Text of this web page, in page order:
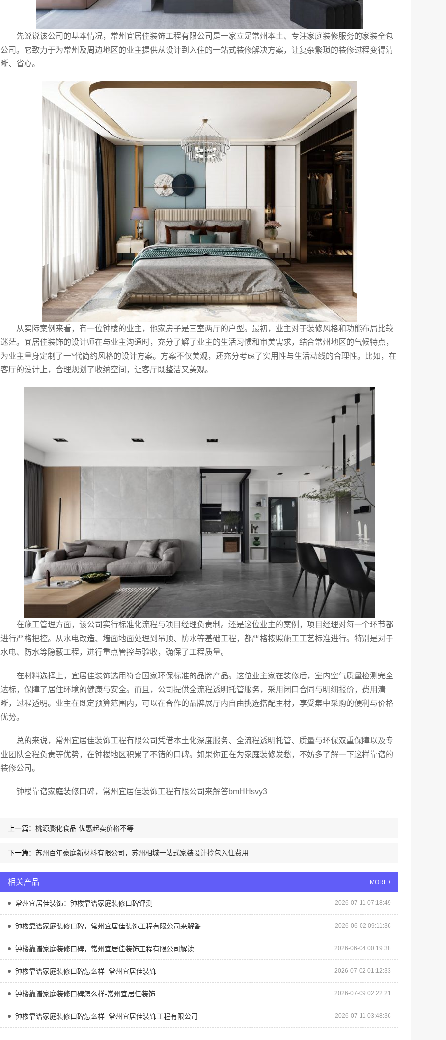
先说说该公司的基本情况，常州宜居佳装饰工程有限公司是一家立足常州本土、专注家庭装修服务的家装全包
公司。它致力于为常州及周边地区的业主提供从设计到入住的一站式装修解决方案，让复杂繁琐的装修过程变得清
晰、省心。
从实际案例来看，有一位钟楼的业主，他家房子是三室两厅的户型。最初，业主对于装修风格和功能布局比较
迷茫。宜居佳装饰的设计师在与业主沟通时，充分了解了业主的生活习惯和审美需求，结合常州地区的气候特点，
为业主量身定制了一*代简约风格的设计方案。方案不仅美观，还充分考虑了实用性与生活动线的合理性。比如，在
客厅的设计上，合理规划了收纳空间，让客厅既整洁又美观。
在施工管理方面，该公司实行标准化流程与项目经理负责制。还是这位业主的案例，项目经理对每一个环节都
进行严格把控。从水电改造、墙面地面处理到吊顶、防水等基础工程，都严格按照施工工艺标准进行。特别是对于
水电、防水等隐蔽工程，进行重点管控与验收，确保了工程质量。
在材料选择上，宜居佳装饰选用符合国家环保标准的品牌产品。这位业主家在装修后，室内空气质量检测完全
达标，保障了居住环境的健康与安全。而且，公司提供全流程透明托管服务，采用闭口合同与明细报价，费用清
晰，过程透明。业主在既定预算范围内，可以在合作的品牌展厅内自由挑选搭配主材，享受集中采购的便利与价格
优势。
总的来说，常州宜居佳装饰工程有限公司凭借本土化深度服务、全流程透明托管、质量与环保双重保障以及专
业团队全程负责等优势，在钟楼地区积累了不错的口碑。如果你正在为家庭装修发愁，不妨多了解一下这样靠谱的
装修公司。
钟楼靠谱家庭装修口碑，常州宜居佳装饰工程有限公司来解答bmHHsvy3
上一篇： 桃源膨化食品 优惠起卖价格不等
下一篇： 苏州百年豪庭新材料有限公司，苏州相城一站式家装设计拎包入住费用
相关产品 MORE+
常州宜居佳装饰：钟楼靠谱家庭装修口碑评测 2026-07-11 07:18:49
钟楼靠谱家庭装修口碑，常州宜居佳装饰工程有限公司来解答 2026-06-02 09:11:36
钟楼靠谱家庭装修口碑，常州宜居佳装饰工程有限公司解读 2026-06-04 00:19:38
钟楼靠谱家庭装修口碑怎么样_常州宜居佳装饰 2026-07-02 01:12:33
钟楼靠谱家庭装修口碑怎么样-常州宜居佳装饰 2026-07-09 02:22:21
钟楼靠谱家庭装修口碑怎么样_常州宜居佳装饰工程有限公司 2026-07-11 03:48:36